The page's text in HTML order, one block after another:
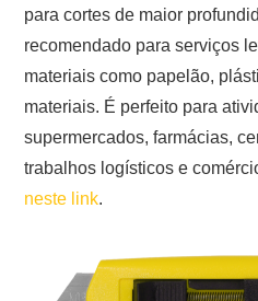
para cortes de maior
recomendado para serviços
materiais como papelão,
materiais. É perfeito para
supermercados, farmácias,
trabalhos logísticos e
neste link.